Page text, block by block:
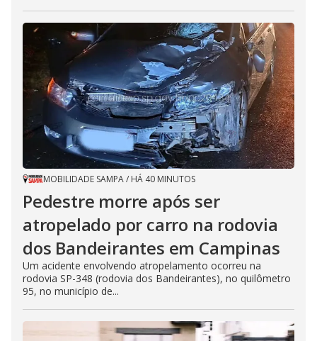
MOBILIDADE SAMPA/ HÁ 40 MINUTOS
Pedestre morre após ser
atropelado por carro na rodovia
dos Bandeirantes em Campinas
Um acidente envolvendo atropelamento ocorreu na
rodovia SP-348 (rodovia dos Bandeirantes), no quilômetro
95, no município de...